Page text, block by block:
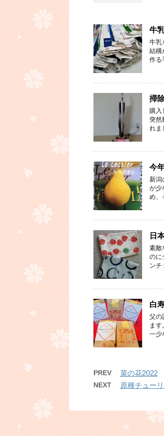
牛
牛乳
結構
作る
掃
購入
突然
れま
今
新
が少
め、
日
素敵
のに
ン
白
父の
ま
一少
PREV 菜の花2022
NEXT 原種チュー